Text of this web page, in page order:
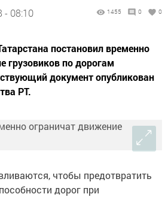
- 08:10 1455 0 0
постановил временно
грузовиков по дорогам
документ опубликован
РТ.
чтобы предотвратить
дорог при